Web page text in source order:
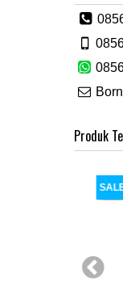
Produk
SALE